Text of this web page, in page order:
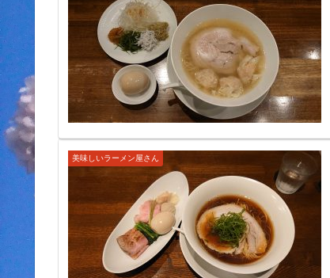
美味しいラーメン屋さん